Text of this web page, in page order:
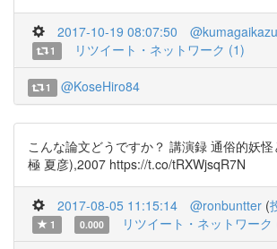
2017-10-19 08:07:50
1 リツイート・ネットワーク (1)
1 @KoseHiro84
こんな論文どうですか？ 講演録 通俗的妖
極 夏彦),2007 https://t.co/tRXWjsqR7N
2017-08-05 11:15:14 @ronbuntter (
1
0.000 リツイート・ネットワーク